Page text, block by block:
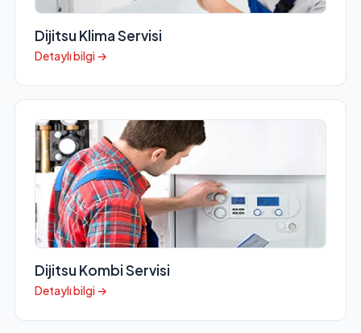
Dijitsu Klima Servisi
Detaylı bilgi →
Dijitsu Kombi Servisi
Detaylı bilgi →